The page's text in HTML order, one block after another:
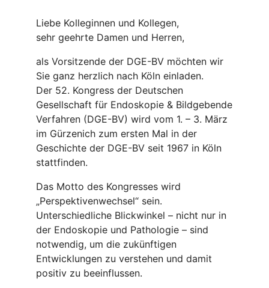
Liebe Kolleginnen und Kollegen,
sehr geehrte Damen und Herren,
als Vorsitzende der DGE-BV möchten wir
Sie ganz herzlich nach Köln einladen.
Der 52. Kongress der Deutschen
Gesellschaft für Endoskopie & Bildgebende
Verfahren (DGE-BV) wird vom 1. – 3. März
im Gürzenich zum ersten Mal in der
Geschichte der DGE-BV seit 1967 in Köln
stattfinden.
Das Motto des Kongresses wird
„Perspektivenwechsel“ sein.
Unterschiedliche Blickwinkel – nicht nur in
der Endoskopie und Pathologie – sind
notwendig, um die zukünftigen
Entwicklungen zu verstehen und damit
positiv zu beeinflussen.